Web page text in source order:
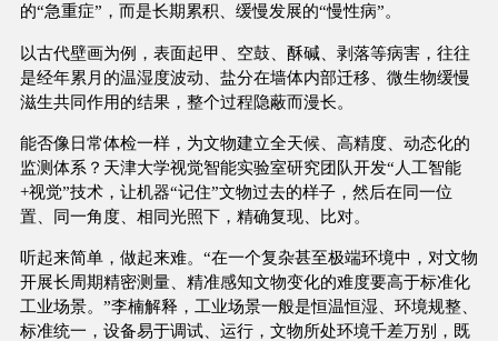
的“急重症”，而是长期累积、缓慢发展的“慢性病”。
以古代壁画为例，表面起甲、空鼓、酥碱、剥落等病害，往往
是经年累月的温湿度波动、盐分在墙体内部迁移、微生物缓慢
滋生共同作用的结果，整个过程隐蔽而漫长。
能否像日常体检一样，为文物建立全天候、高精度、动态化的
监测体系？天津大学视觉智能实验室研究团队开发“人工智能
+视觉”技术，让机器“记住”文物过去的样子，然后在同一位
置、同一角度、相同光照下，精确复现、比对。
听起来简单，做起来难。“在一个复杂甚至极端环境中，对文物
开展长周期精密测量、精准感知文物变化的难度要高于标准化
工业场景。”李楠解释，工业场景一般是恒温恒湿、环境规整、
标准统一，设备易于调试、运行，文物所处环境千差万别，既